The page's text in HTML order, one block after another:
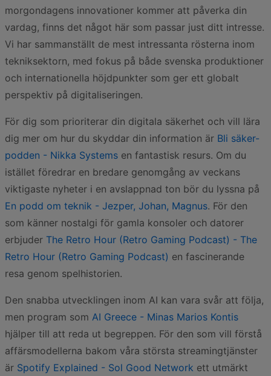
morgondagens innovationer kommer att påverka din
vardag, finns det något här som passar just ditt intresse.
Vi har sammanställt de mest intressanta rösterna inom
tekniksektorn, med fokus på både svenska produktioner
och internationella höjdpunkter som ger ett globalt
perspektiv på digitaliseringen.
För dig som prioriterar din digitala säkerhet och vill lära
dig mer om hur du skyddar din information är Bli säker-
podden - Nikka Systems en fantastisk resurs. Om du
istället föredrar en bredare genomgång av veckans
viktigaste nyheter i en avslappnad ton bör du lyssna på
En podd om teknik - Jezper, Johan, Magnus. För den
som känner nostalgi för gamla konsoler och datorer
erbjuder The Retro Hour (Retro Gaming Podcast) - The
Retro Hour (Retro Gaming Podcast) en fascinerande
resa genom spelhistorien.
Den snabba utvecklingen inom AI kan vara svår att följa,
men program som AI Greece - Minas Marios Kontis
hjälper till att reda ut begreppen. För den som vill förstå
affärsmodellerna bakom våra största streamingtjänster
är Spotify Explained - Sol Good Network ett utmärkt